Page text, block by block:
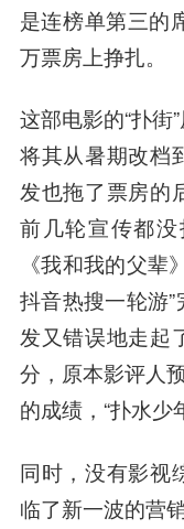
是连榜单第三的
万票房上挣扎。
这部电影的“扑街
将其从暑期改档
发也拖了票房的
前几轮宣传都没
《我和我的父辈
抖音热搜一轮游
发又错误地走起
分，原本影评人
的成绩，“扑水少
同时，没有影视
临了新一波的营